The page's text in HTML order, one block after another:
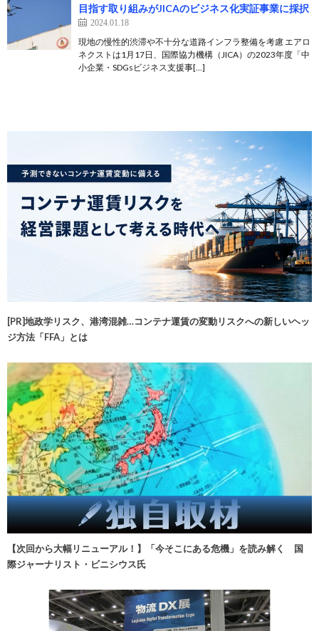
目指す取り組みがJICAのビジネス化実証事業に採択
2024.01.18
現地の慢性的渋滞や不十分な道路インフラ整備を考慮 エアロ
ネクストは1月17日、国際協力機構（JICA）の2023年度「中
小企業・SDGsビジネス支援事[…]
[PR]地政学リスク、港湾混雑…コンテナ運賃の変動リスクへの新しいヘッ
ジ方法「FFA」とは
【次回から大幅リニューアル！】「今そこにある危機」を読み解く 国
際ジャーナリスト・ビニシウス氏